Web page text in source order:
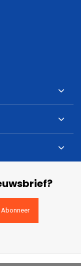
Abonneer